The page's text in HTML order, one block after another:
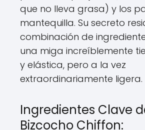
que no lleva grasa) y los
mantequilla. Su secreto
combinación de
una miga increíblemente
y elástica, pero a la vez
extraordinariamente ligera.
Ingredientes Clave
Bizcocho Chiffon: